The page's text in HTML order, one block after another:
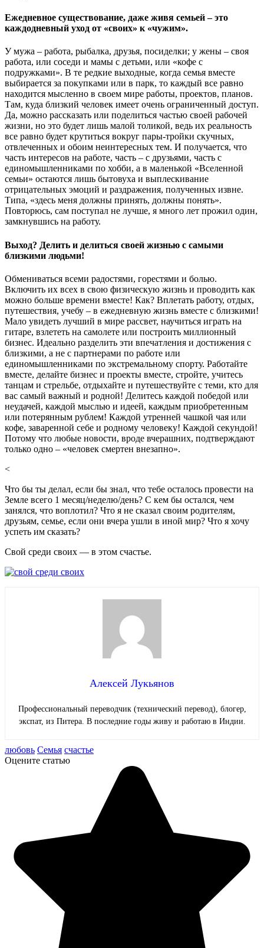
Ежедневное существование, даже живя семьей – это
каждодневный уход от «своих» к «чужим».
У мужа – работа, рыбалка, друзья, посиделки; у жены – своя
работа, или соседи и мамы с детьми, или «кофе с
подружками». В те редкие выходные, когда семья вместе
выбирается за покупками или в парк, то каждый все равно
находится мысленно в своем мире работы, проектов, планов.
Там, куда близкий человек имеет очень ограниченный доступ.
Да, можно рассказать или поделиться частью своей рабочей
жизни, но это будет лишь малой толикой, ведь их реальность
все равно будет крутиться вокруг пары-тройки скучных,
отвлеченных и обоим неинтересных тем. И получается, что
часть интересов на работе, часть – с друзьями, часть с
единомышленниками по хобби, а в маленькой «Вселенной
семьи» остаются лишь бытовуха и выплескивание
отрицательных эмоций и раздражения, полученных извне.
Типа, «здесь меня должны принять, должны понять».
Повторюсь, сам поступал не лучше, я много лет прожил один,
замкнувшись на работу.
Выход? Делить и делиться своей жизнью с самыми
близкими людьми!
Обмениваться всеми радостями, горестями и болью.
Включить их всех в свою физическую жизнь и проводить как
можно больше времени вместе! Как? Вплетать работу, отдых,
путешествия, учебу – в ежедневную жизнь вместе с близкими!
Мало увидеть лучший в мире рассвет, научиться играть на
гитаре, взлететь на самолете или построить миллионный
бизнес. Идеально разделить эти впечатления и достижения с
близкими, а не с партнерами по работе или
единомышленниками по экстремальному спорту. Работайте
вместе, делайте бизнес и проекты вместе, стройте, учитесь
танцам и стрельбе, отдыхайте и путешествуйте с теми, кто для
вас самый важный и родной! Делитесь каждой победой или
неудачей, каждой мыслью и идеей, каждым приобретенным
или потерянным рублем! Каждой утренней чашкой чая или
кофе, заваренной себе и родному человеку! Каждой секундой!
Потому что любые новости, вроде вчерашних, подтверждают
только одно – «человек смертен внезапно».
<
Что бы ты делал, если бы знал, что тебе осталось провести на
Земле всего 1 месяц/неделю/день? С кем бы остался, чем
занялся, что воплотил? Что я не сказал своим родителям,
друзьям, семье, если они вчера ушли в иной мир? Что я хочу
успеть им сказать?
Свой среди своих — в этом счастье.
Алексей Лукьянов
Профессиональный переводчик (технический перевод), блогер,
экспат, из Питера. В последние годы живу и работаю в Индии.
любовь Семья счастье
Оцените статью